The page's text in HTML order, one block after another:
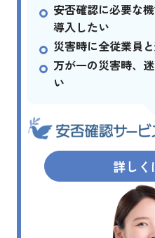
安否確認に必要な
導入したい
災害時に全従業員
万が一の災害時、
い
詳しく